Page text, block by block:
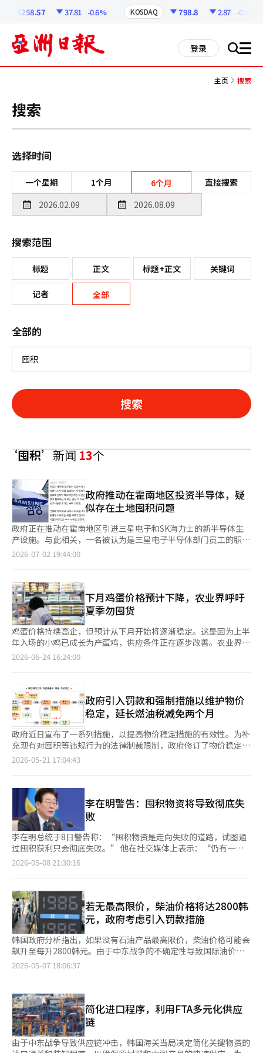
6258.57 37.81 -0.6% KOSDAQ 798.8 2.87 -0.36%
登录 搜 all
主页 搜索
搜索
选择时间
一个星期 1个月 6个月 直接搜索
搜索范围
标题 正文 标题+正文 关键词
记者 全部
全部的
搜索
‘囤积’新闻13个
政府推动在霍南地区投资半导体，疑
似存在土地囤积问题
政府正在推动在霍南地区引进三星电子和SK海力士的新半导体生
产设施。与此相关，一名被认为是三星电子半导体部门员工的职场
人发布了一条评论。 在职场人匿名社区“盲目”上，三星电子的A
讨厌的就是囤地。如果生产线位置或物流运输路径上有私人土地，
协商过程可能会导致整体进度延迟。” 他还指出：“因此，三星
和SK海力士的新业务位置通常是高度保密的。政府提前公开位
置，并提到特定地区，周边土地和公寓的房源已经消失，这让我感
到困惑。” 他进一步表示：“如果真的是在推进的项目，怎么会
以这种方式提前公开位置呢？有必要透明地公开附近土地的所有权
情况。” 这条评论在政府最近宣布的大规模半导体投资计划引发
的争议中引起了关注。 政府最近宣布了以光州和浙江为中心的三
在多元化以首都圈为中心的半导体生产基地，同时实现国家均衡发
展和提升先进产业竞争力。 然而，三星电子和SK海力士在政府发
布之前就已表示：“没有确定的计划”，“对此并不知情”，并强
调实际投资方式、规模和位置等需经过企业的最终决策。 业界普
遍认为，如果新设施落成，将不会是将现有的龙仁、平泽和伊川的
前道工厂迁移，而是可能以应对AI半导体需求扩大的先进封装等后
道设施为中心。 对此，一名网友表示：“霍南半导体用地的选址
公告已经导致附近土地价格疯狂上涨，难道不是提前囤地后再开始
查土地所有者是谁吗？”、“这是第二个大长洞吗？”、“房地产
市场受到监管，而为了获得霍南地方势力的支持而这样做，真是奇
怪。”、“总统亲自出面，这本身就不正常。”、“如果囤地的土
地所有者中出现地方名流和政治人物，那就有趣了。”
2026-07-02 19:44:00
下月鸡蛋价格预计下降，农业界呼吁
夏季勿囤货
鸡蛋价格持续高企，但预计从下月开始将逐渐稳定。这是因为上半
年入场的小鸡已成长为产蛋鸡，供应条件正在逐步改善。农业界内
外呼吁，由于鸡蛋易变质，消费者应避免长时间囤积。 根据6月23
为6321韩元和7495韩元，较去年分别上涨12%和6.81%。鸡蛋价
格的上涨主要是由于去年冬季高致病性禽流感（AI）的扩散。去年
冬季，约有1134万只占全国产蛋鸡总数14%的鸡只被扑杀。不
过，最近鸡蛋的供给条件正在迅速改善。1至5月，入场的小鸡数量
同比增加12.8%，6月的产蛋鸡数量为7879万只，同比增加0.4%。
预计下月的日鸡蛋生产量将达到4900万个，超过常年水平。农业
界人士表示：“通常小鸡入场后约6个月就能开始供蛋，从下月起
鸡蛋的供应量将高于常年水平，因此价格也会逐渐下降。” 为稳
鲜鸡蛋。从6月11日起，所有种类的鸡蛋最高可享受40%的折扣支
持。此外，通过韩国农水产食品流通公社（aT），已进口和供应
了674万个美国鸡蛋和337万个泰国鸡蛋，共计1011万个新鲜鸡
蛋。部分人士担心，政府的折扣活动可能会导致需求的激增。尤其
是鸡蛋作为消费期限为45天的新鲜食品，难以长期保存，可能会影
响消费者的安全。另一位业内人士表示：“政府通过扩大鸡蛋生
产、增加新鲜鸡蛋供应和应对高温的支持，保持了稳定的供应基
础。”他还指出：“应积极利用折扣活动，但只需按需购买，理性
工智能（AI）系统翻译与编辑。
2026-06-24 16:24:00
政府引入罚款和强制措施以维护物价
稳定，延长燃油税减免两个月
政府近日宣布了一系列措施，以提高物价稳定措施的有效性。为补
充现有对囤积等违规行为的法律制裁限制，政府修订了物价稳定
法，新增了经济制裁措施。同时，为应对国际油价上涨，将汽油和
系部长工作组（TF）及第268次对外经济部长会议，公布了提高物
价稳定措施有效性的方案。 此前，政府通过最高油价制度、紧急
供给调整措施和禁止囤积等手段应对商品供应不足的问题。然而，
现有法律缺乏强制销售的手段，且将获得的商品投入市场需要相当
长的时间，这成为了一个限制。 因此，政府制定了通过经济制裁
剥夺非法利益的措施。财政经济部相关人士表示：“对违反物价稳
定措施的行为，将施加强制措施金、罚款等行政制裁，并设立特别
出售条款，以改善供应不稳定商品的流通速度，收回非法收益。”
反紧急供给调整措施和禁止囤积，将征收罚款以收回经济利益。此
外，还将设立对物价稳定措施违规行为的举报奖励，以激励举报。
为快速解决供应不足的问题，政府还将引入快速流通强制手段。若
发现违反政府措施的行为，将下达处理命令，若不执行，将征收强
制措施金。同时，还将设立在紧急供给需要时可以出售扣押物品的
法律依据。 通过修订物价稳定法实施细则，禁止囤积的查处权将
从主管部长转移至海关总署署长。若处理违规物品，将在警方调查
阶段积极利用“起诉前追缴保全”措施以追缴其价值。 财政经济
案，并计划于8月推进《物价稳定法》的修订。” 在国际油价持续
高企的情况下，政府决定将燃油税减免措施延长至7月31日，减免
幅度保持汽油15%和柴油25%。特别是对工业和物流等必需的柴
油，适用较高的减免幅度。 不过，燃油税减免措施的结束时间尚
未具体确定。 政府计划通过国务会议等程序实施《交通、能源、
环境税法实施细则》的修订案。 财政经济部预计，这一措施将使5
2026-05-21 17:04:43
李在明警告：囤积物资将导致彻底失
败
李在明总统于8日警告称：“囤积物资是走向失败的道路，试图通
过囤积获利只会彻底失败。” 他在社交媒体上表示：“仍有一些
人未意识到世界已改变，依旧以过时的思维走向失败。” 在中东
没收，若无法没收则需追缴其价值。”并强调：“一旦被发现，没
收和追缴是义务，无法宽恕。” 李总统还质疑道：“认为不被发
现就可以吗？我们对囤积物资的举报奖励为20%至30%，难道能
不被发现？” 他进一步表示：“不正常的时代已结束，正常时代
开始了，试图依靠不正常获取不当利益将遭受重大损失。”※ 本
报道经人工智能（AI）系统翻译与编辑。
2026-05-08 21:30:16
若无最高限价，柴油价格将达2800韩
元，政府考虑引入罚款措施
韩国政府分析指出，如果没有石油产品最高限价，柴油价格可能会
飙升至每升2800韩元。由于中东战争的不确定性导致国际油价上
涨，可能进一步加剧物价上涨压力，政府决定加强对囤积居奇等市
讨论了包含这些内容的“近期消费者物价动向评估及应对方向”议
案。政府指出，4月消费者物价上涨率为2.6%，其中石油价格在中
东战争后急剧上涨，成为物价上涨的主要因素。石油价格从3月的
9.9%上涨至4月的21.9%，而除去石油的物价上涨率仅为1.8%。
由于最高限价和燃油税下调等政策，物价上涨压力得以部分缓解。
2026-05-07 18:06:37
简化进口程序，利用FTA多元化供应
链
由于中东战争导致供应链冲击，韩国海关当局决定简化关键物资的